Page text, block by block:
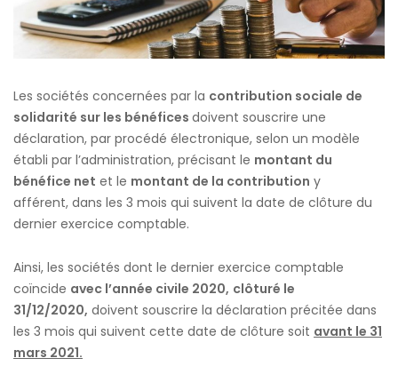
solidarité
sur
les
et
les
revenus
Les sociétés concernées par la contribution sociale de
solidarité sur les bénéfices doivent souscrire une
déclaration, par procédé électronique, selon un modèle
établi par l’administration, précisant le montant du
bénéfice net et le montant de la contribution y
afférent, dans les 3 mois qui suivent la date de clôture du
dernier exercice comptable.
Ainsi, les sociétés dont le dernier exercice comptable
coïncide avec l’année civile 2020, clôturé le
31/12/2020, doivent souscrire la déclaration précitée dans
les 3 mois qui suivent cette date de clôture soit avant le 31
mars 2021.